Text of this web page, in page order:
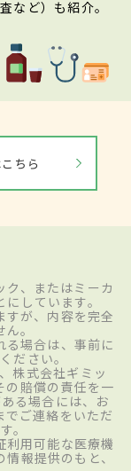
など）も紹介。
ちら
、またはミーカ
しています。
すが、内容を完全
。
る場合は、事前に
ださい。
株式会社ギミッ
の賠償の責任を一
る場合には、お
ご連絡をいただ
。
利用可能な医療機
報提供のもと、